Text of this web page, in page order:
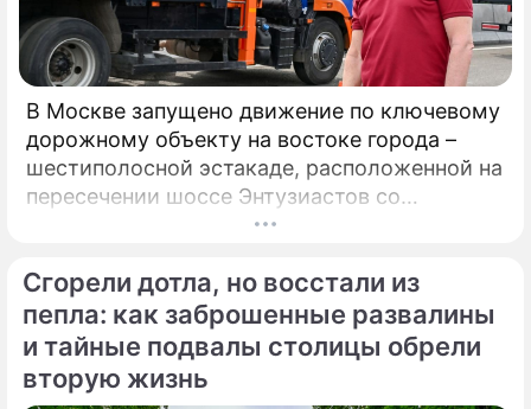
В Москве запущено движение по ключевому
дорожному объекту на востоке города –
шестиполосной эстакаде, расположенной на
пересечении шоссе Энтузиастов со
Свободным проспектом и Большим
открытия принял участие мэр Москвы
Сергей Собянин, который подчеркнул
стратегическую важность новой развязки
для разгрузки одного из самых проблемных
участков магистрали.
Сгорели дотла, но восстали из
пепла: как заброшенные развалины
и тайные подвалы столицы обрели
вторую жизнь